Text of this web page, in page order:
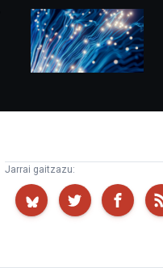
Jarrai gaitzazu: